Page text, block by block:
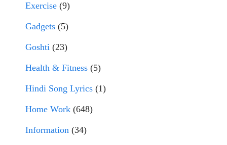
Exercise (9)
Gadgets (5)
Goshti (23)
Health & Fitness (5)
Hindi Song Lyrics (1)
Home Work (648)
Information (34)